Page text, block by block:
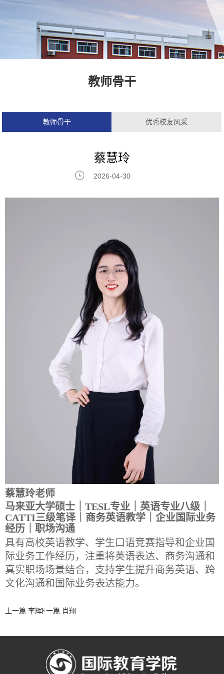
教师骨干
教师骨干 优秀校友风采
蔡慧玲
2026-04-30
蔡慧玲老师
马来亚大学硕士 ｜TESL专业｜英语专业八级｜
CATTI三级笔译｜商务英语教学｜企业国际业务
经历｜职场沟通
具有高校英语教学、学生口语竞赛指导和企业国
际业务工作经历，注重将英语表达、商务沟通和
真实职场场景结合，支持学生提升商务英语、跨
文化沟通和国际业务表达能力。
上一篇:李辉下一篇:肖翔